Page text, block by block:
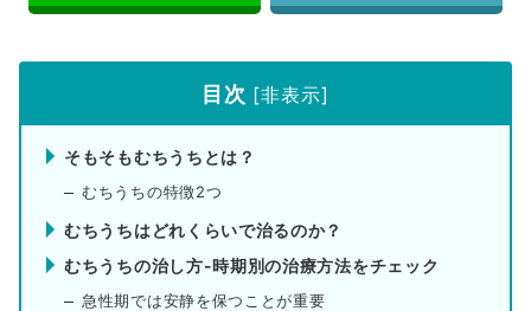
目次 [非表示]
そもそもむちうちとは？
むちうちの特徴2つ
むちうちはどれくらいで治るのか？
むちうちの治し方-時期別の治療方法をチェック
急性期では安静を保つことが重要